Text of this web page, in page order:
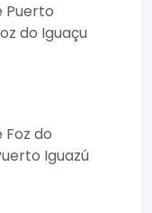
Puerto
do Iguaçu
do
Iguazú